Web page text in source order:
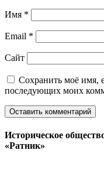
Имя *
Email *
Сайт
Сохранить моё имя,
последующих моих
Историческое
«Ратник»